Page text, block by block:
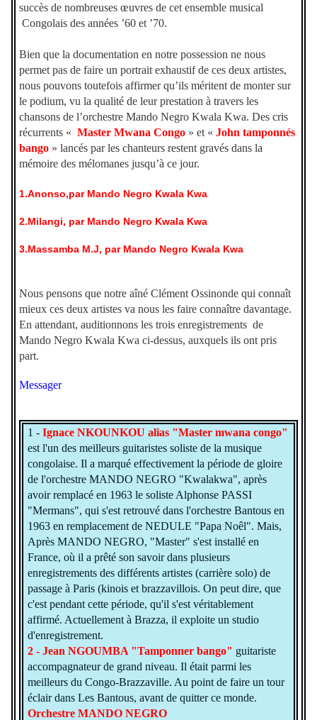
succès de nombreuses œuvres de cet ensemble musical
Congolais des années ’60 et ’70.
Bien que la documentation en notre possession ne nous
permet pas de faire un portrait exhaustif de ces deux artistes,
nous pouvons toutefois affirmer qu’ils méritent de monter sur
le podium, vu la qualité de leur prestation à travers les
chansons de l’orchestre Mando Negro Kwala Kwa. Des cris
récurrents « Master Mwana Congo » et «John tamponnés
bango » lancés par les chanteurs restent gravés dans la
mémoire des mélomanes jusqu’à ce jour.
1.Anonso,par Mando Negro Kwala Kwa
2.Milangi, par Mando Negro Kwala Kwa
3.Massamba M.J, par Mando Negro Kwala Kwa
Nous pensons que notre aîné Clément Ossinonde qui connaît
mieux ces deux artistes va nous les faire connaître davantage.
En attendant, auditionnons les trois enregistrements de
Mando Negro Kwala Kwa ci-dessus, auxquels ils ont pris
part.
Messager
1 - Ignace NKOUNKOU alias "Master mwana congo"
est l'un des meilleurs guitaristes soliste de la musique
congolaise. Il a marqué effectivement la période de gloire
de l'orchestre MANDO NEGRO "Kwalakwa", après
avoir remplacé en 1963 le soliste Alphonse PASSI
"Mermans", qui s'est retrouvé dans l'orchestre Bantous en
1963 en remplacement de NEDULE "Papa Noêl". Mais,
Après MANDO NEGRO, "Master" s'est installé en
France, où il a prêté son savoir dans plusieurs
enregistrements des différents artistes (carrière solo) de
passage à Paris (kinois et brazzavillois. On peut dire, que
c'est pendant cette période, qu'il s'est véritablement
affirmé. Actuellement à Brazza, il exploite un studio
d'enregistrement.
2 - Jean NGOUMBA "Tamponner bango" guitariste
accompagnateur de grand niveau. Il était parmi les
meilleurs du Congo-Brazzaville. Au point de faire un tour
éclair dans Les Bantous, avant de quitter ce monde.
Orchestre MANDO NEGRO